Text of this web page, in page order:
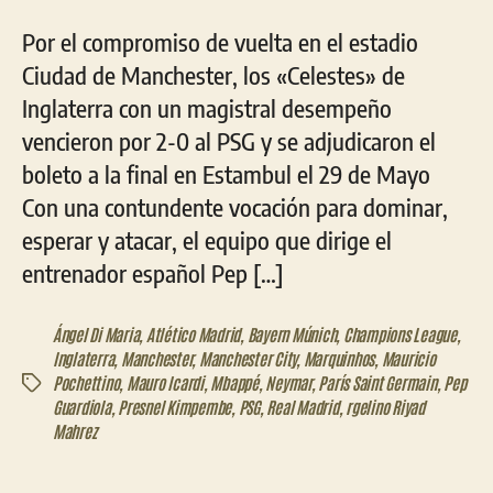
Por el compromiso de vuelta en el estadio
Ciudad de Manchester, los «Celestes» de
Inglaterra con un magistral desempeño
vencieron por 2-0 al PSG y se adjudicaron el
boleto a la final en Estambul el 29 de Mayo
Con una contundente vocación para dominar,
esperar y atacar, el equipo que dirige el
entrenador español Pep […]
Etiquetas
Ángel Di Maria, Atlético Madrid, Bayern Múnich, Champions League,
Inglaterra, Manchester,Manchester City, Marquinhos, Mauricio
Pochettino, Mauro Icardi, Mbappé, Neymar,París Saint Germain, Pep
Guardiola, Presnel Kimpembe, PSG, Real Madrid, rgelino Riyad
Mahrez